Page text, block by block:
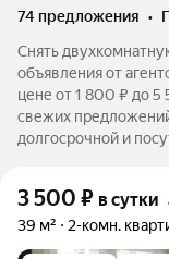
74 предложения •
Снять
объявления от
цене от 1 800 ₽ до
свежих
долгосрочной и
3 500 ₽ в сутки
39 м² 2-комн.